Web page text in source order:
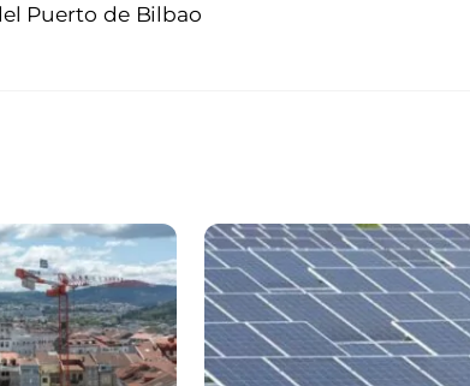
Puerto de Bilbao